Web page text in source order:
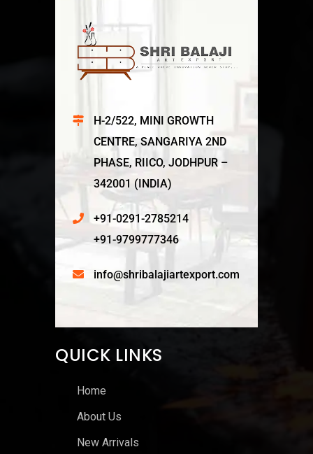
H-2/522, MINI GROWTH
CENTRE, SANGARIYA 2ND
PHASE, RIICO, JODHPUR –
342001 (INDIA)
+91-0291-2785214
+91-9799777346
info@shribalajiartexport.com
QUICK LINKS
Home
About Us
New Arrivals